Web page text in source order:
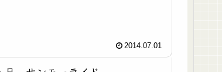
2014.07.01